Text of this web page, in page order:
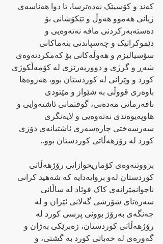
کەند و کۆسپێک نەدەترسا، تا دوا هەناسەی
ژیانی هەموو هەوڵ و تێکۆشانی بۆ
دەستەبەرکردنی مافە نەتەوەیی و
دێموکراتیک و چەسپاندنی بنەماکانی
سۆسیالیزم و هەوڵەکانی بۆ کەمکردنەوەی
شەڕ و گرژی و دوورپەرێزی لە کۆمەڵکوژی
کورد و وێرانی لە کوردستان بوو، هەروەها
باوەری قووڵی بە شێواز و مێتودی
نافەرمانی مەدەنی، گوفتمانی ئاشتەوایی و
هاوپەیوەندی نەتەوەیی و لایەنگری
سەرسەختی چارەسەری ئاشتیانەی دۆزی
کورد لە رۆژھەڵاتی کوردستان بوو..
بزووتنەوەی کۆماریخوازانی رۆژهەڵاتی
کوردستان لەو بروایەدایە کە شەهید کرانی
ناجوانمێرانەی کاک فوئاد لە ساڵانی
سەرەتای شۆرشی گەلانی ئێران و لە
جەنگەی بەرۆژ بوونی پرسی کورد لە
رۆژهەڵاتی کوردستان، زەبرێکی بەژان و
گەورەی لە خەباتی کورد بە گشتی، و